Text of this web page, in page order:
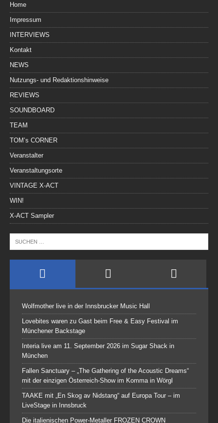
Home
Impressum
INTERVIEWS
Kontakt
NEWS
Nutzungs- und Redaktionshinweise
REVIEWS
SOUNDBOARD
TEAM
TOM’s CORNER
Veranstalter
Veranstaltungsorte
VINTAGE X-ACT
WIN!
X-ACT Sampler
Wolfmother live in der Innsbrucker Music Hall
Lovebites waren zu Gast beim Free & Easy Festival im
Münchener Backstage
Interia live am 11. September 2026 im Sugar Shack in
München
Fallen Sanctuary – „The Gathering of the Acoustic Dreams“
mit der einzigen Österreich-Show im Komma in Wörgl
TAAKE mit „En Skog av Nidstang“ auf Europa Tour – im
LiveStage in Innsbruck
Die italienischen Power-Metaller FROZEN CROWN